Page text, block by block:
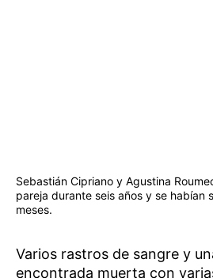
Sebastián Cipriano y Agustina
pareja durante seis años y se habían
meses.
Varios rastros de sangre y
encontrada muerta con